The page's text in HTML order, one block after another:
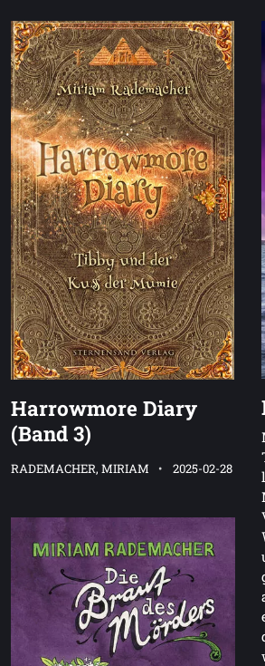
Harrowmore Diary
(Band 3)
RADEMACHER, MIRIAM 2025-02-28